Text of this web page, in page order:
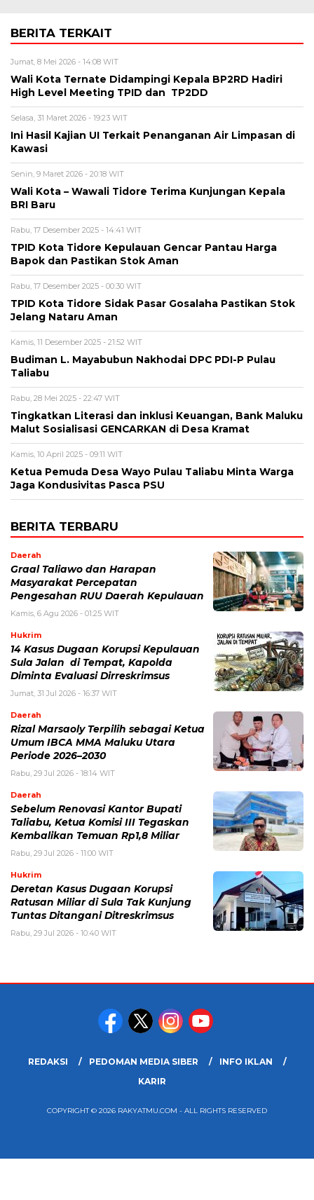
BERITA TERKAIT
Jumat, 8 Mei 2026 - 14:08 WIT
Wali Kota Ternate Didampingi Kepala BP2RD Hadiri
High Level Meeting TPID dan TP2DD
Selasa, 31 Maret 2026 - 19:23 WIT
Ini Hasil Kajian UI Terkait Penanganan Air Limpasan di
Kawasi
Senin, 9 Maret 2026 - 20:18 WIT
Wali Kota – Wawali Tidore Terima Kunjungan Kepala
BRI Baru
Rabu, 17 Desember 2025 - 14:41 WIT
TPID Kota Tidore Kepulauan Gencar Pantau Harga
Bapok dan Pastikan Stok Aman
Rabu, 17 Desember 2025 - 00:30 WIT
TPID Kota Tidore Sidak Pasar Gosalaha Pastikan Stok
Jelang Nataru Aman
Kamis, 11 Desember 2025 - 21:52 WIT
Budiman L. Mayabubun Nakhodai DPC PDI-P Pulau
Taliabu
Rabu, 28 Mei 2025 - 22:47 WIT
Tingkatkan Literasi dan inklusi Keuangan, Bank Maluku
Malut Sosialisasi GENCARKAN di Desa Kramat
Kamis, 10 April 2025 - 09:11 WIT
Ketua Pemuda Desa Wayo Pulau Taliabu Minta Warga
Jaga Kondusivitas Pasca PSU
BERITA TERBARU
Daerah
Graal Taliawo dan Harapan
Masyarakat Percepatan
Pengesahan RUU Daerah Kepulauan
Kamis, 6 Agu 2026 - 01:25 WIT
Hukrim
14 Kasus Dugaan Korupsi Kepulauan
Sula Jalan di Tempat, Kapolda
Diminta Evaluasi Dirreskrimsus
Jumat, 31 Jul 2026 - 16:37 WIT
Daerah
Rizal Marsaoly Terpilih sebagai Ketua
Umum IBCA MMA Maluku Utara
Periode 2026–2030
Rabu, 29 Jul 2026 - 18:14 WIT
Daerah
Sebelum Renovasi Kantor Bupati
Taliabu, Ketua Komisi III Tegaskan
Kembalikan Temuan Rp1,8 Miliar
Rabu, 29 Jul 2026 - 11:00 WIT
Hukrim
Deretan Kasus Dugaan Korupsi
Ratusan Miliar di Sula Tak Kunjung
Tuntas Ditangani Ditreskrimsus
Rabu, 29 Jul 2026 - 10:40 WIT
REDAKSI PEDOMAN MEDIA SIBER
INFO IKLAN
KARIR
COPYRIGHT © 2026 RAKYATMU.COM - ALL RIGHTS RESERVED